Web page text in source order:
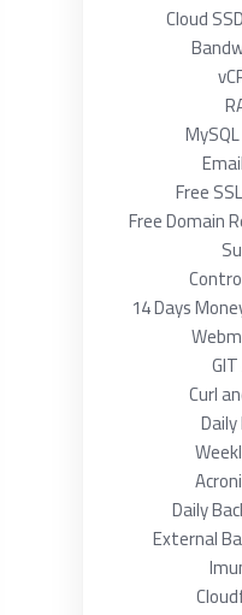
Cloud
Free
Free Domain
14 Days
Curl
Daily
External